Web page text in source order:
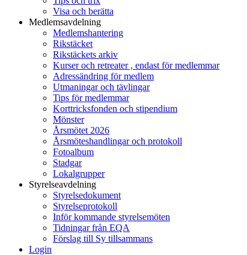
Visa och berätta
Medlemsavdelning
Medlemshantering
Rikstäcket
Rikstäckets arkiv
Kurser och retreater , endast för medlemmar
Adressändring för medlem
Utmaningar och tävlingar
Tips för medlemmar
Korttricksfonden och stipendium
Mönster
Årsmötet 2026
Årsmöteshandlingar och protokoll
Fotoalbum
Stadgar
Lokalgrupper
Styrelseavdelning
Styrelsedokument
Styrelseprotokoll
Inför kommande styrelsemöten
Tidningar från EQA
Förslag till Sy tillsammans
Login